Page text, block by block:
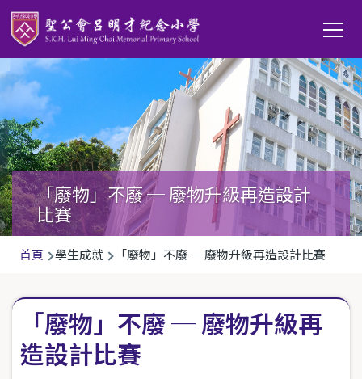
移至主內容
Main
「廢物」不廢 ─ 廢物升級再造設計
比賽
導
連
首頁 學生成就 「廢物」不廢 ─ 廢物升級再造設計比賽
「廢物」不廢 ─ 廢物升級再
造設計比賽